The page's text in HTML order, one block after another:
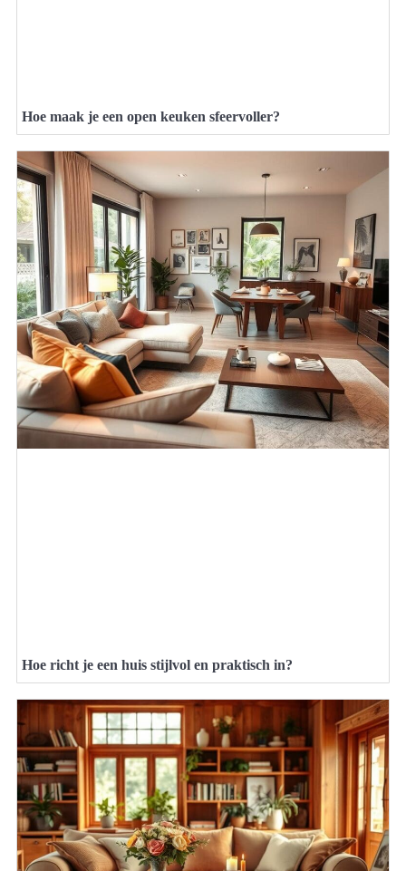
Hoe maak je een open keuken sfeervoller?
Hoe richt je een huis stijlvol en praktisch in?